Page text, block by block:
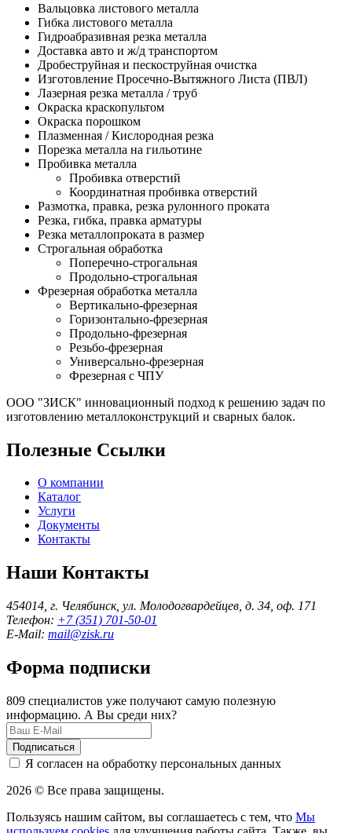
Вальцовка листового металла
Гибка листового металла
Гидроабразивная резка металла
Доставка авто и ж/д транспортом
Дробеструйная и пескоструйная очистка
Изготовление Просечно-Вытяжного Листа (ПВЛ)
Лазерная резка металла / труб
Окраска краскопультом
Окраска порошком
Плазменная / Кислородная резка
Порезка металла на гильотине
Пробивка металла
Пробивка отверстий
Координатная пробивка отверстий
Размотка, правка, резка рулонного проката
Резка, гибка, правка арматуры
Резка металлопроката в размер
Строгальная обработка
Поперечно-строгальная
Продольно-строгальная
Фрезерная обработка металла
Вертикально-фрезерная
Горизонтально-фрезерная
Продольно-фрезерная
Резьбо-фрезерная
Универсально-фрезерная
Фрезерная с ЧПУ
ООО "ЗИСК" инновационный подход к решению задач по
изготовлению металлоконструкций и сварных балок.
Полезные Ссылки
О компании
Каталог
Услуги
Документы
Контакты
Наши Контакты
454014, г. Челябинск, ул. Молодогвардейцев, д. 34, оф. 171
Телефон: +7 (351) 701-50-01
E-Mail: mail@zisk.ru
Форма подписки
809 специалистов уже получают самую полезную
информацию. А Вы среди них?
Подписаться
Я согласен на обработку персональных данных
2026 © Все права защищены.
Пользуясь нашим сайтом, вы соглашаетесь с тем, что Мы